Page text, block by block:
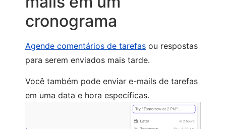
cronograma
Agende comentários de tarefas ou respostas
para serem enviados mais tarde.
Você também pode enviar e-mails de tarefas
em uma data e hora específicas.